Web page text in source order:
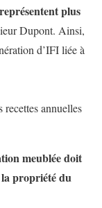
représentent plus
Dupont. Ainsi,
d’IFI liée à
annuelles
meublée doit
propriété du